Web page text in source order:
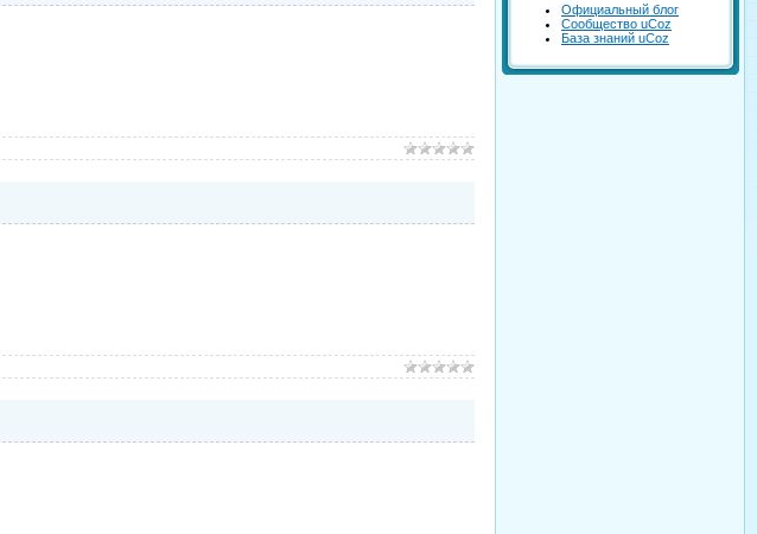
Официальный блог
Сообщество uCoz
База знаний uCoz